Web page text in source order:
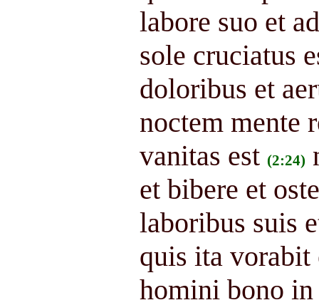
labore suo et
sole cruciatus
doloribus et
noctem mente
vanitas est (2:24)
et bibere et
laboribus suis
quis ita
homini bono in